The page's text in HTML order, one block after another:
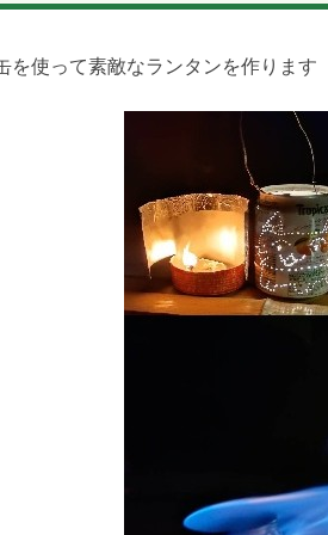
を使って素敵なランタンを作ります